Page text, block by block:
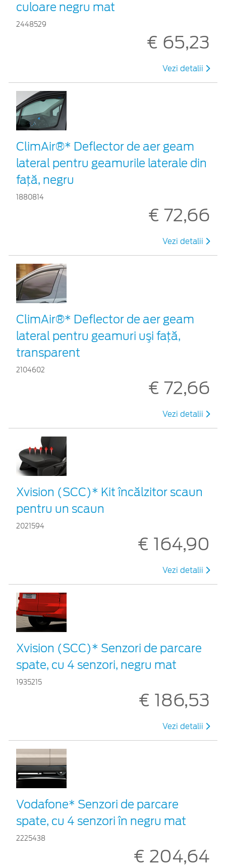
culoare negru mat
2448529
€ 65,23
Vezi detalii
ClimAir®* Deflector de aer geam
lateral pentru geamurile laterale din
faţă, negru
1880814
€ 72,66
Vezi detalii
ClimAir®* Deflector de aer geam
lateral pentru geamuri uşi faţă,
transparent
2104602
€ 72,66
Vezi detalii
Xvision (SCC)* Kit încălzitor scaun
pentru un scaun
2021594
€ 164,90
Vezi detalii
Xvision (SCC)* Senzori de parcare
spate, cu 4 senzori, negru mat
1935215
€ 186,53
Vezi detalii
Vodafone* Senzori de parcare
spate, cu 4 senzori în negru mat
2225438
€ 204,64